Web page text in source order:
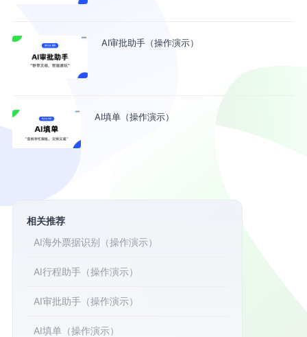
AI审批助手（操作演示）
AI填单（操作演示）
相关推荐
AI海外票据识别（操作演示）
AI行程助手（操作演示）
AI审批助手（操作演示）
AI填单（操作演示）